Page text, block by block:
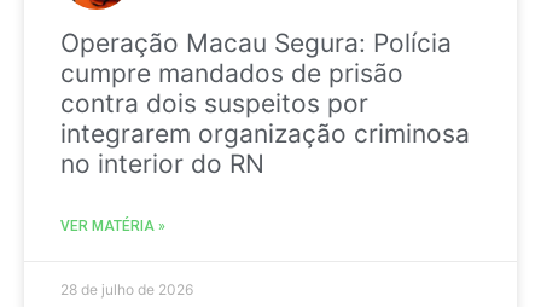
Operação Macau Segura: Polícia
cumpre mandados de prisão
contra dois suspeitos por
integrarem organização criminosa
no interior do RN
VER MATÉRIA »
28 de julho de 2026